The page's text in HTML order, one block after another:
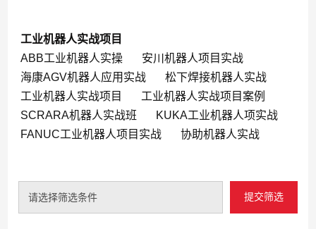
工业机器人实战项目
ABB工业机器人实操
安川机器人项目实战
海康AGV机器人应用实战
松下焊接机器人实战
工业机器人实战项目
工业机器人实战项目案例
SCRARA机器人实战班
KUKA工业机器人项实战
FANUC工业机器人项目实战
协助机器人实战
请选择筛选条件 提交筛选